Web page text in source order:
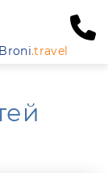
Broni.travel